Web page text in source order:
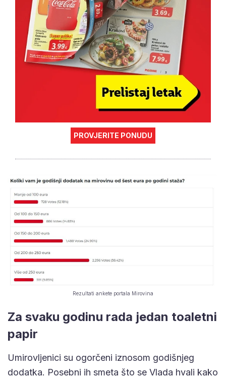
PROVJERITE PONUDU
Rezultati ankete portala Mirovina
Za svaku godinu rada jedan toaletni
papir
Umirovljenici su ogorčeni iznosom godišnjeg
dodatka. Posebni ih smeta što se Vlada hvali kako